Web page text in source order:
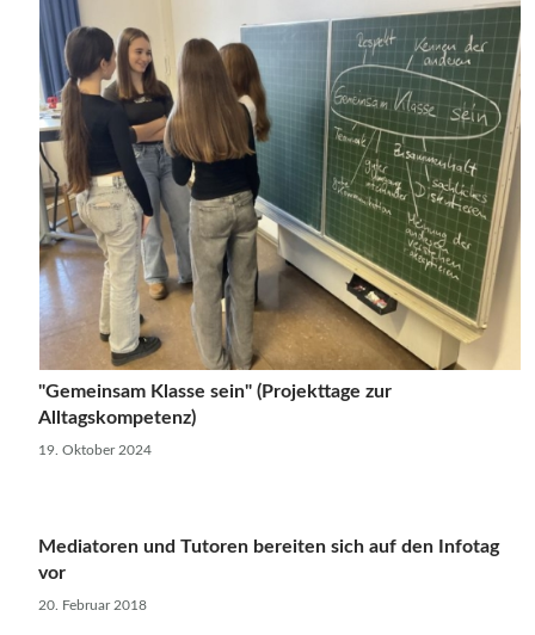
"Gemeinsam Klasse sein" (Projekttage zur
Alltagskompetenz)
19. Oktober 2024
Mediatoren und Tutoren bereiten sich auf den Infotag
vor
20. Februar 2018